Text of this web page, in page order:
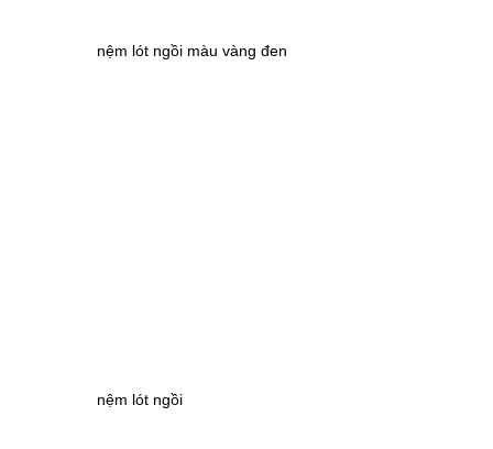
nệm lót ngồi màu vàng đen
nệm lót ngồi